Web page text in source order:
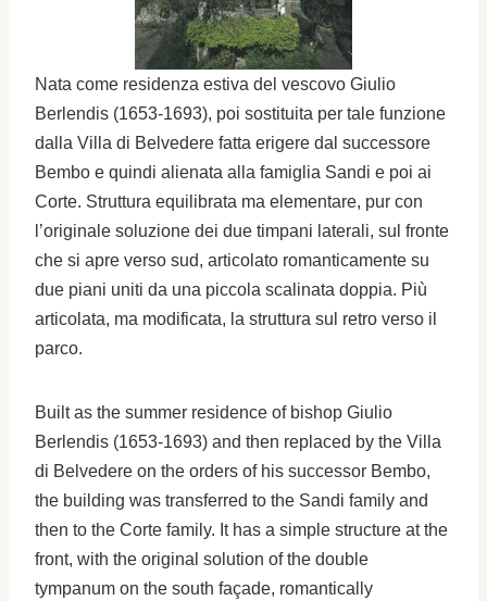
Nata come residenza estiva del vescovo Giulio
Berlendis (1653-1693), poi sostituita per tale funzione
dalla Villa di Belvedere fatta erigere dal successore
Bembo e quindi alienata alla famiglia Sandi e poi ai
Corte. Struttura equilibrata ma elementare, pur con
l’originale soluzione dei due timpani laterali, sul fronte
che si apre verso sud, articolato romanticamente su
due piani uniti da una piccola scalinata doppia. Più
articolata, ma modificata, la struttura sul retro verso il
parco.
Built as the summer residence of bishop Giulio
Berlendis (1653-1693) and then replaced by the Villa
di Belvedere on the orders of his successor Bembo,
the building was transferred to the Sandi family and
then to the Corte family. It has a simple structure at the
front, with the original solution of the double
tympanum on the south façade, romantically